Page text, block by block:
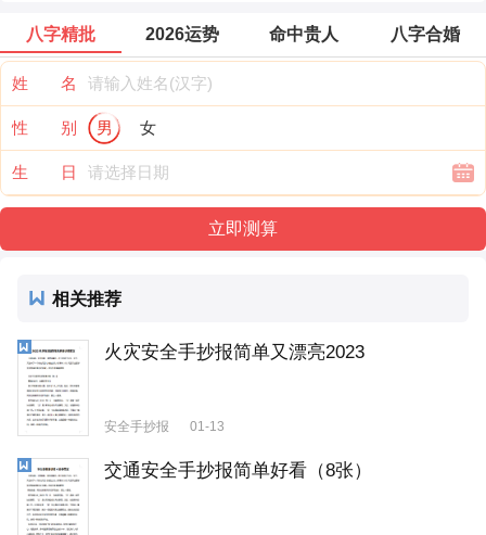
八字精批 2026运势 命中贵人 八字合婚
姓 名
性 别 男 女
生 日
相关推荐
火灾安全手抄报简单又漂亮2023
安全手抄报 01-13
交通安全手抄报简单好看（8张）